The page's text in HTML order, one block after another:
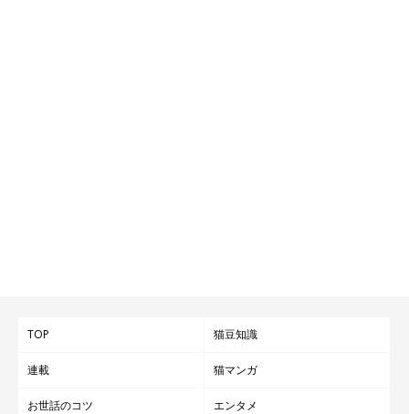
TOP 猫豆知識
連載 猫マンガ
お世話のコツ エンタメ